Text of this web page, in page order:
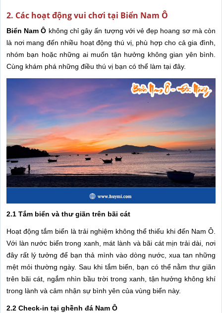
2. Các hoạt động vui chơi tại Biển Nam Ô
Biển Nam Ô không chỉ gây ấn tượng với vẻ đẹp hoang sơ mà còn
là nơi mang đến nhiều hoạt động thú vị, phù hợp cho cả gia đình,
nhóm bạn hoặc những ai muốn tận hưởng không gian yên bình.
Cùng khám phá những điều thú vị bạn có thể làm tại đây.
2.1 Tắm biển và thư giãn trên bãi cát
Hoạt động tắm biển là trải nghiệm không thể thiếu khi đến Nam Ô.
Với làn nước biển trong xanh, mát lành và bãi cát mịn trải dài, nơi
đây rất lý tưởng để bạn thả mình vào dòng nước, xua tan những
mệt mỏi thường ngày. Sau khi tắm biển, bạn có thể nằm thư giãn
trên bãi cát, ngắm nhìn bầu trời trong xanh, tận hưởng không khí
trong lành và cảm nhận sự bình yên của vùng biển này.
2.2 Check-in tại ghềnh đá Nam Ô